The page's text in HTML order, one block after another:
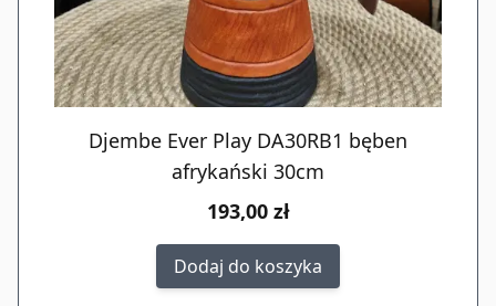
Djembe Ever Play DA30RB1 bęben
afrykański 30cm
193,00 zł
Dodaj do koszyka